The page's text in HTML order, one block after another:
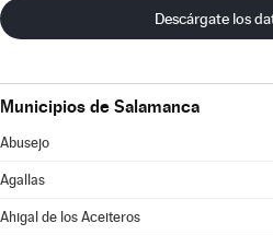
Descárgate los
Municipios de Salamanca
Abusejo
Agallas
Ahigal de los Aceiteros